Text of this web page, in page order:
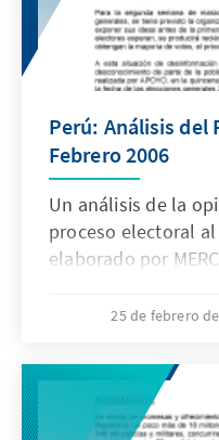
Perú: Análisis del
Febrero 2006
Un análisis de la
proceso electoral
elaborado por
25 de febrero